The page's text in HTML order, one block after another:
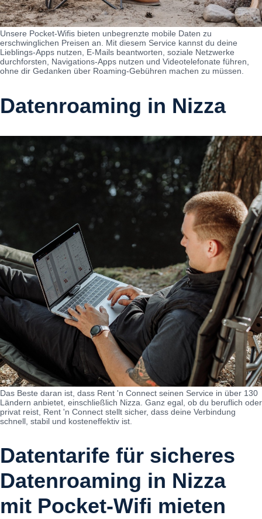
Unsere Pocket-Wifis bieten unbegrenzte mobile Daten zu
erschwinglichen Preisen an. Mit diesem Service kannst du deine
Lieblings-Apps nutzen, E-Mails beantworten, soziale Netzwerke
durchforsten, Navigations-Apps nutzen und Videotelefonate führen,
ohne dir Gedanken über Roaming-Gebühren machen zu müssen.
Datenroaming in Nizza
Das Beste daran ist, dass Rent 'n Connect seinen Service in über 130
Ländern anbietet, einschließlich Nizza. Ganz egal, ob du beruflich oder
privat reist, Rent 'n Connect stellt sicher, dass deine Verbindung
schnell, stabil und kosteneffektiv ist.
Datentarife für sicheres
Datenroaming in Nizza
mit Pocket-Wifi mieten